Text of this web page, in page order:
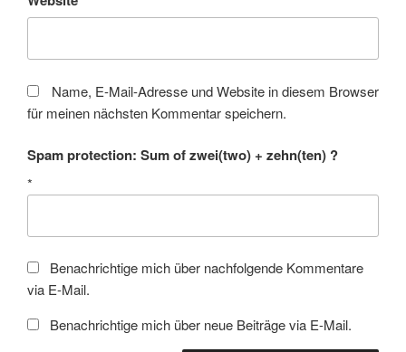
Name, E-Mail-Adresse und Website in diesem Browser
für meinen nächsten Kommentar speichern.
Spam protection: Sum of zwei(two) + zehn(ten) ?
*
Benachrichtige mich über nachfolgende Kommentare
via E-Mail.
Benachrichtige mich über neue Beiträge via E-Mail.